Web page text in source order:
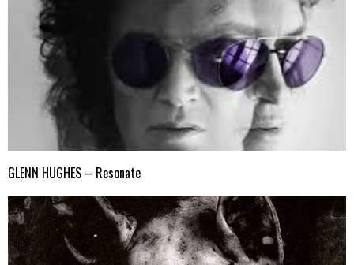
GLENN HUGHES – Resonate